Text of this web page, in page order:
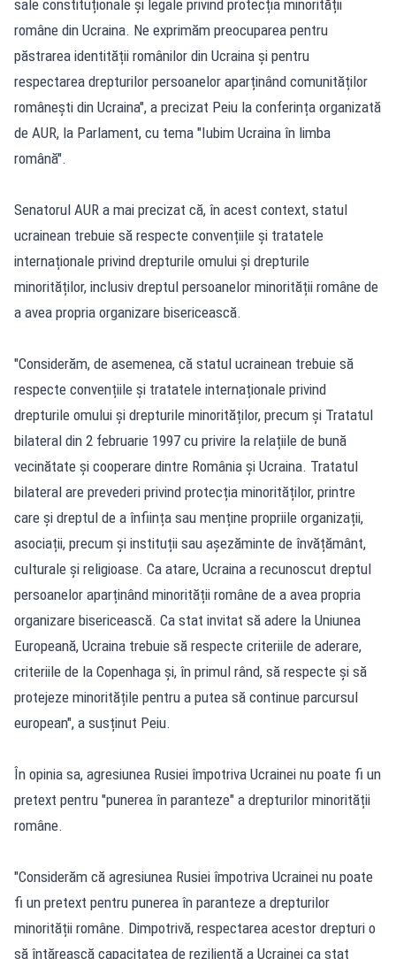
sale constituționale și legale privind protecția minorității
române din Ucraina. Ne exprimăm preocuparea pentru
păstrarea identității românilor din Ucraina și pentru
respectarea drepturilor persoanelor aparținând comunităților
românești din Ucraina", a precizat Peiu la conferința organizată
de AUR, la Parlament, cu tema "Iubim Ucraina în limba
română".
Senatorul AUR a mai precizat că, în acest context, statul
ucrainean trebuie să respecte convențiile și tratatele
internaționale privind drepturile omului și drepturile
minorităților, inclusiv dreptul persoanelor minorității române de
a avea propria organizare bisericească.
"Considerăm, de asemenea, că statul ucrainean trebuie să
respecte convențiile și tratatele internaționale privind
drepturile omului și drepturile minorităților, precum și Tratatul
bilateral din 2 februarie 1997 cu privire la relațiile de bună
vecinătate și cooperare dintre România și Ucraina. Tratatul
bilateral are prevederi privind protecția minorităților, printre
care și dreptul de a înființa sau menține propriile organizații,
asociații, precum și instituții sau așezăminte de învățământ,
culturale și religioase. Ca atare, Ucraina a recunoscut dreptul
persoanelor aparținând minorității române de a avea propria
organizare bisericească. Ca stat invitat să adere la Uniunea
Europeană, Ucraina trebuie să respecte criteriile de aderare,
criteriile de la Copenhaga și, în primul rând, să respecte și să
protejeze minoritățile pentru a putea să continue parcursul
european", a susținut Peiu.
În opinia sa, agresiunea Rusiei împotriva Ucrainei nu poate fi un
pretext pentru "punerea în paranteze" a drepturilor minorității
române.
"Considerăm că agresiunea Rusiei împotriva Ucrainei nu poate
fi un pretext pentru punerea în paranteze a drepturilor
minorității române. Dimpotrivă, respectarea acestor drepturi o
să întărească capacitatea de reziliență a Ucrainei ca stat